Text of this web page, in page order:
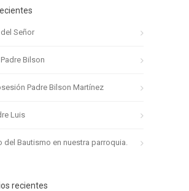
Señor
Bilson
Padre Bilson Martínez
Luis
del Bautismo en nuestra parroquia.
recientes